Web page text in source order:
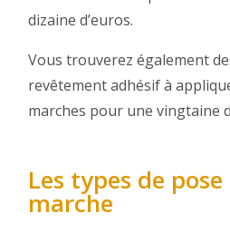
dizaine d’euros.
Vous trouverez également
revêtement adhésif à
marches pour une vingtaine
Les types de pose
marche